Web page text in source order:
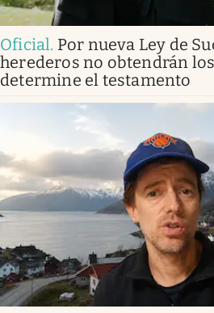
Oficial. Por nueva Ley de
herederos no obtendrán
determine el testamento